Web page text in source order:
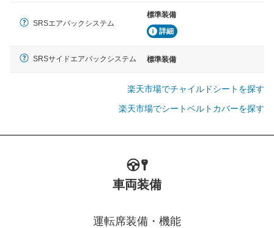
SRSエアバックシステム
標準装備
詳細
SRSサイドエアバックシステム 標準装備
楽天市場でチャイルドシートを探す
楽天市場でシートベルトカバーを探す
車両装備
運転席装備・機能